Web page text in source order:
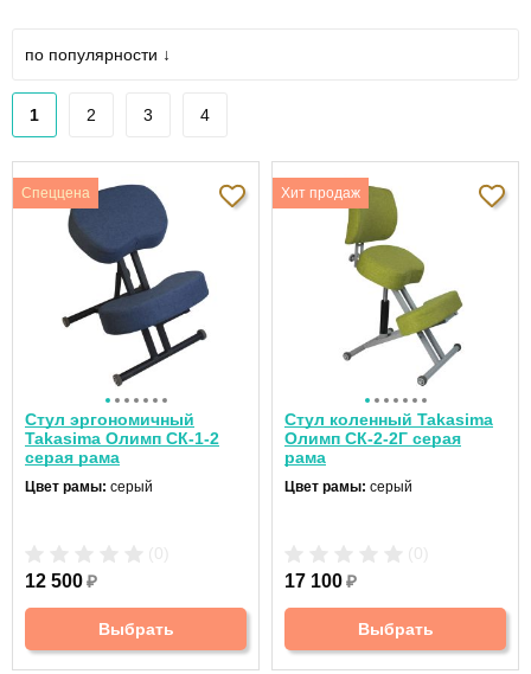
по популярности ↓
1 2 3 4
Спеццена
Стул эргономичный
Takasima Олимп СК-1-2
серая рама
Цвет рамы: серый
12 500₽
Выбрать
Хит продаж
Стул коленный Takasima
Олимп СК-2-2Г серая
рама
Цвет рамы: серый
17 100₽
Выбрать